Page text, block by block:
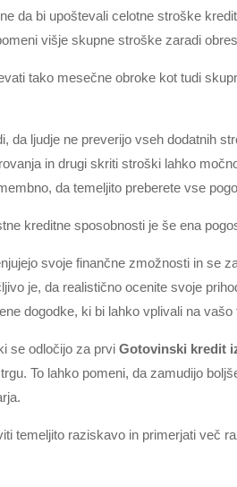
da bi upoštevali celotne stroške
višje skupne stroške zaradi
tako mesečne obroke kot tudi
da ljudje ne preverijo vseh dodatnih
in drugi skriti stroški lahko
da temeljito preberete vse
kreditne sposobnosti je še ena
svoje finančne zmožnosti in se
je, da realistično ocenite svoje
dogodke, ki bi lahko vplivali na vašo
se odločijo za prviGotovinski kredit
To lahko pomeni, da zamudijo
temeljito raziskavo in primerjati več